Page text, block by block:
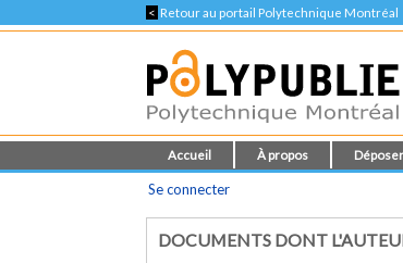
< Retour au portail Polytechnique Montréal
Accueil À propos Déposer
Se connecter
DOCUMENTS DONT